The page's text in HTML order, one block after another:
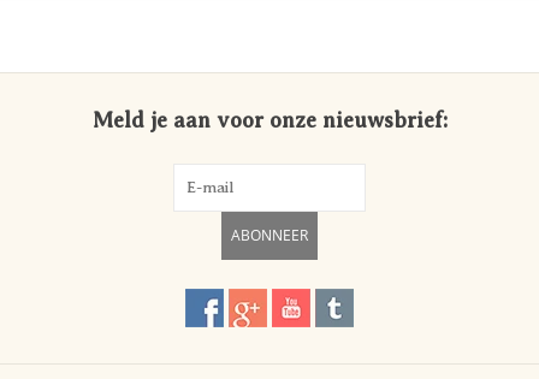
Meld je aan voor onze nieuwsbrief:
ABONNEER